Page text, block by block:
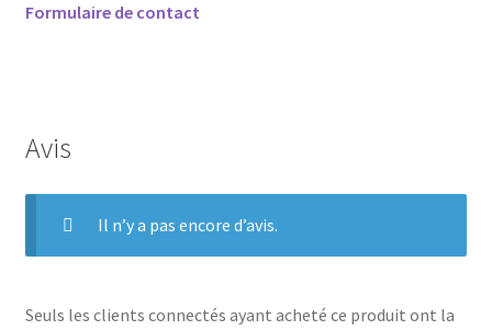
Formulaire de contact
Avis
Il n’y a pas encore d’avis.
Seuls les clients connectés ayant acheté ce produit ont la